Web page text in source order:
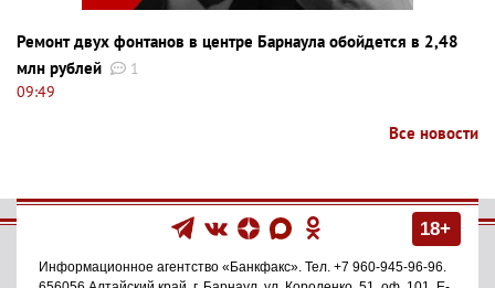
Ремонт двух фонтанов в центре Барнаула обойдется в 2,48
млн рублей
1
09:49
Все новости
18+
Информационное агентство «Банкфакс». Тел. +7 960-945-96-96.